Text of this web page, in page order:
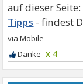
Tipps
x 4